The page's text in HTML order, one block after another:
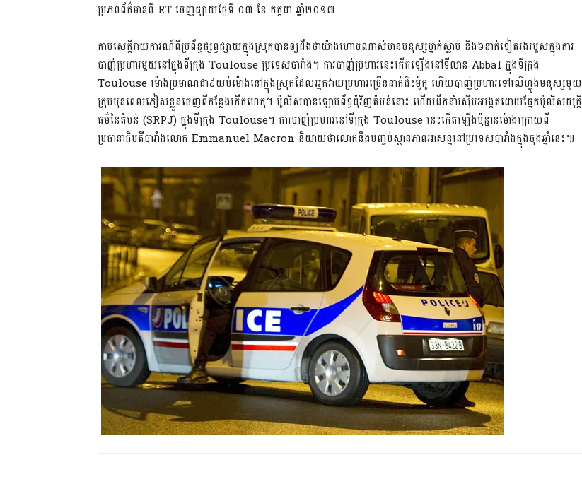
ប្រភពព័ត៌មានពី RT ចេញផ្សាយថ្ងៃទី ០៣ ខែ កក្កដា ឆ្នាំ២០១៧
តាមសេក្តីរាយការណ៍ពីប្រព័ន្ធផ្សព្វផ្សាយក្នុងស្រុកបានឲ្យដឹងថាយ៉ាងហោចណាស់មានមនុស្សម្នាក់ស្លាប់ និង៦នាក់ទៀតរងរបួសក្នុងការ
បាញ់ប្រហារមួយនៅក្នុងទីក្រុង Toulouse ប្រទេសបារាំង។ ការបាញ់ប្រហារនេះកើតឡើងនៅទីលាន Abbal ក្នុងទីក្រុង
Toulouse ម៉ោងប្រមាណជា៩យប់ម៉ោងនៅក្នុងស្រុកដែលអ្នកវាយប្រហារច្រើននាក់ជិះម៉ូតូ ហើយបាញ់ប្រហារទៅលើហ្វូងមនុស្សមួយ
ក្រុមមុនពេលភៀសខ្លួនចេញពីកន្លែងកើតហេតុ។ ប៉ូលិសបានឡោមព័ទ្ធជុំវិញតំបន់នោះ ហើយដឹកនាំស៊ើបអង្កេតដោយផ្នែកប៉ូលិសយុត្តិ
ធម៌នៃតំបន់ (SRPJ) ក្នុងទីក្រុង Toulouse។ ការបាញ់ប្រហារនៅទីក្រុង Toulouse នេះកើតឡើងប៉ុន្មានម៉ោងក្រោយពី
ប្រធានាធិបតីបារាំងលោក Emmanuel Macron និយាយថាលោកនឹងបញ្ចប់ស្ថានភាពអាសន្ននៅប្រទេសបារាំងក្នុងចុងឆ្នាំនេះ៕